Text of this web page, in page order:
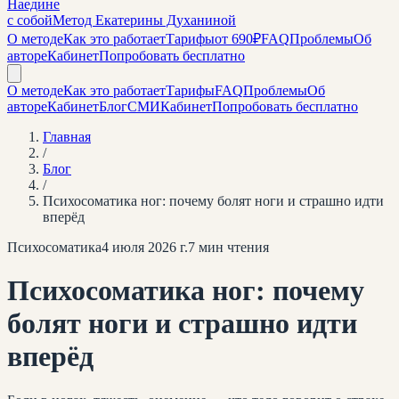
Наедине
с собойМетод Екатерины Духаниной
О методеКак это работаетТарифыот 690₽FAQПроблемыОб
автореКабинетПопробовать бесплатно
О методеКак это работаетТарифыFAQПроблемыОб
автореКабинетБлогСМИКабинетПопробовать бесплатно
Главная
/
Блог
/
Психосоматика ног: почему болят ноги и страшно идти
вперёд
Психосоматика4 июля 2026 г.7 мин чтения
Психосоматика ног: почему
болят ноги и страшно идти
вперёд